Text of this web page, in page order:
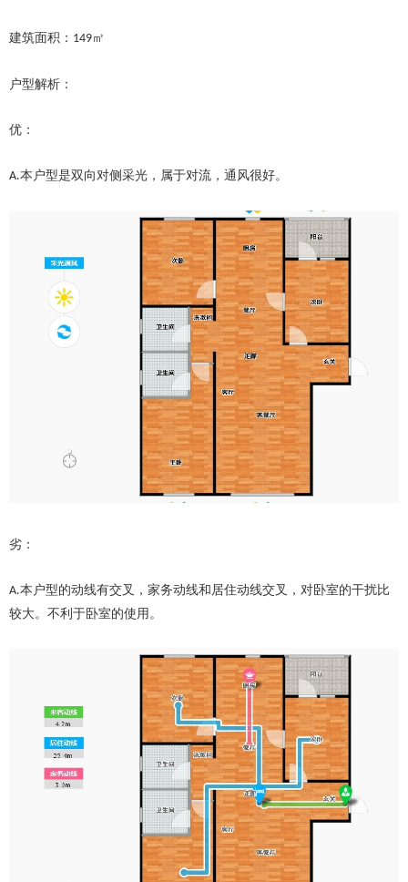
建筑面积： 149㎡
户型解析：
优：
A.本户型是双向对侧采光，属于对流，通风很好。
劣：
A.本户型的动线有交叉，家务动线和居住动线交叉，对卧室的干扰比
较大。不利于卧室的使用。